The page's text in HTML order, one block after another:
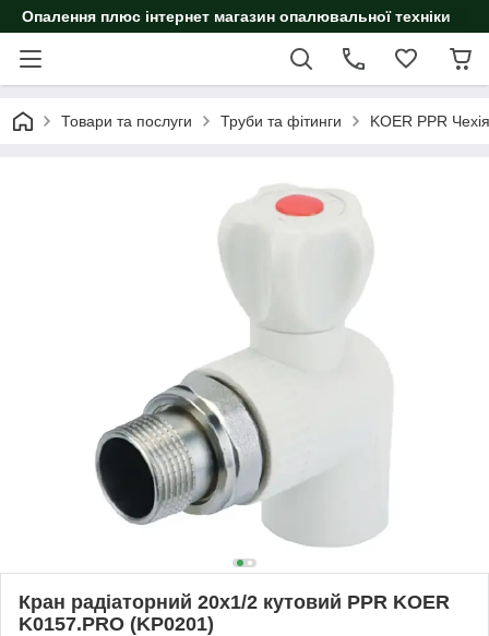
Опалення плюс інтернет магазин опалювальної техніки
Товари та послуги Труби та фітинги KOER PPR Чехія
Кран радіаторний 20x1/2 кутовий PPR KOER
K0157.PRO (KP0201)